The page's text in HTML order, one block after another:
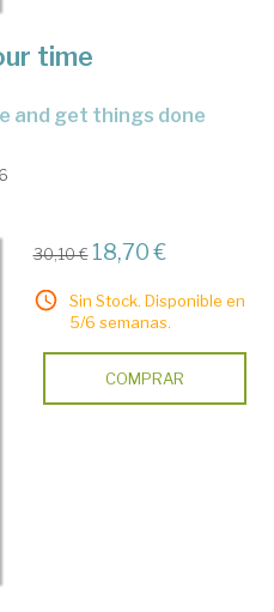
time
and get things done
30,10 € 18,70 €
Sin Stock. Disponible en
5/6 semanas.
COMPRAR